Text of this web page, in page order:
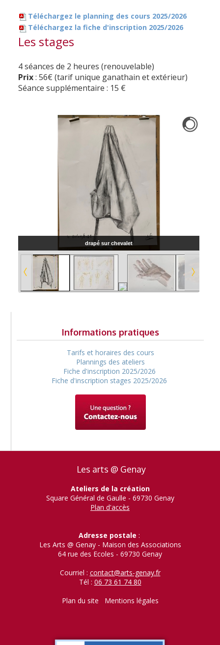
Téléchargez le planning des cours 2025/2026
Téléchargez la fiche d'inscription 2025/2026
Les stages
4 séances de 2 heures (renouvelable)
Prix: 56€ (tarif unique ganathain et extérieur)
Séance supplémentaire : 15 €
‌drapé sur chevalet
Informations pratiques
Tarifs et horaires des cours
Plannings des ateliers
Fiche d'inscription 2025/2026
Fiche d'inscription stages 2025/2026
Les arts @ Genay
Ateliers de la création
Square Général de Gaulle - 69730 Genay
Plan d'accès
Adresse postale :
Les Arts @ Genay - Maison des Associations
64 rue des Ecoles - 69730 Genay
Courriel : contact@arts-genay.fr
Tél : 06 73 61 74 80
Plan du site
Mentions légales